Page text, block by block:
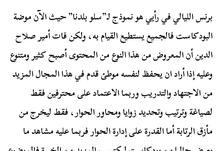
برنس الليالي في رأيي هو نموذج لـ”سلو بلدنا” حيث الآن موضة
البودكاست فالجميع يستطيع القيام به، ولكن فات أمير صلاح
الدين أن المعروض من هذا النوع من المحتوى أصبح كثير ومتنوع
وعليه إذا أراد ان يحفظ لنفسه موطئ قدم في هذا المجال المزيد
من الاجتهاد والتدريب وربما الاعتماد على محترفين فقط
لصياغة وترتيب وتحديد زوايا ومحاور الحوار، فقط ليخرج من
مأزق الرتابة أما القدرة على إدارة الحوار فربما عليه مشاهد ما